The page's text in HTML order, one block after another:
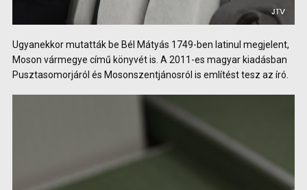
Ugyanekkor mutatták be Bél Mátyás 1749-ben latinul megjelent,
Moson vármegye című könyvét is. A 2011-es magyar kiadásban
Pusztasomorjáról és Mosonszentjánosról is említést tesz az író.